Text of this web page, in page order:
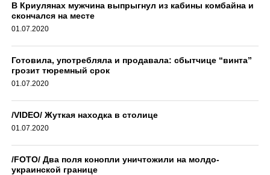
В Криулянах мужчина выпрыгнул из кабины комбайна и
скончался на месте
01.07.2020
Готовила, употребляла и продавала: сбытчице “винта”
грозит тюремный срок
01.07.2020
/VIDEO/ Жуткая находка в столице
01.07.2020
/FOTO/ Два поля конопли уничтожили на молдо-
украинской границе